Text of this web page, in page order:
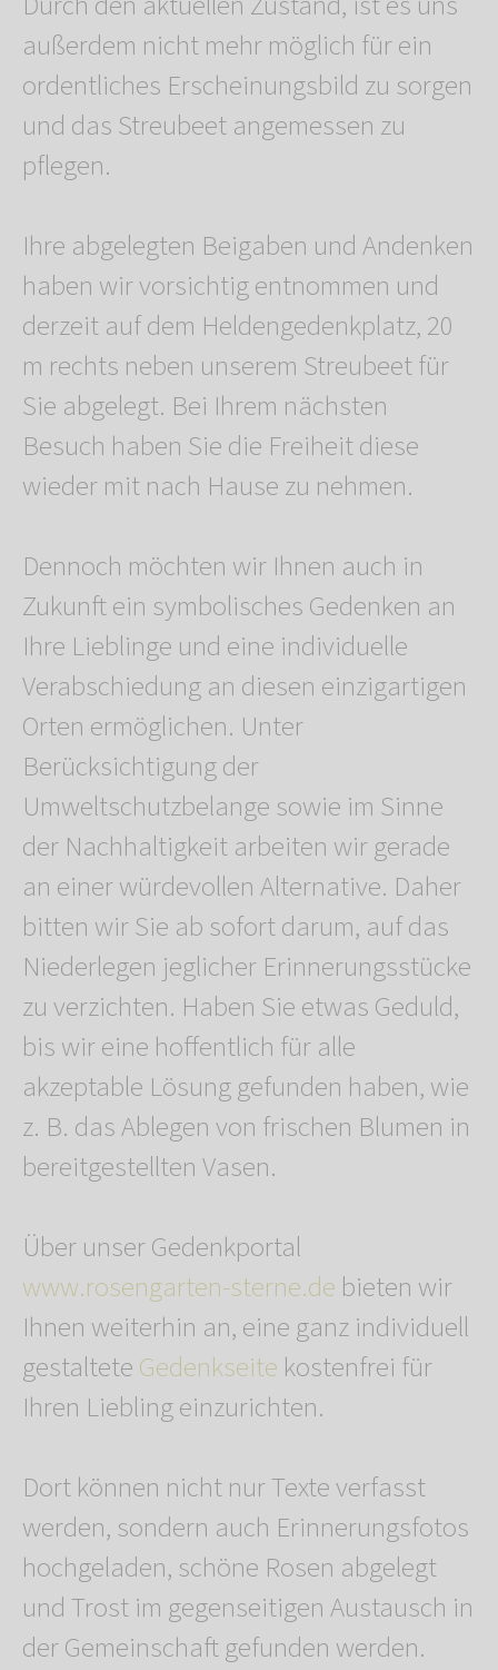
außerdem nicht mehr möglich für ein
ordentliches Erscheinungsbild zu sorgen
und das Streubeet angemessen zu
pflegen.
Ihre abgelegten Beigaben und Andenken
haben wir vorsichtig entnommen und
derzeit auf dem Heldengedenkplatz, 20
m rechts neben unserem Streubeet für
Sie abgelegt. Bei Ihrem nächsten
Besuch haben Sie die Freiheit diese
wieder mit nach Hause zu nehmen.
Dennoch möchten wir Ihnen auch in
Zukunft ein symbolisches Gedenken an
Ihre Lieblinge und eine individuelle
Verabschiedung an diesen einzigartigen
Orten ermöglichen. Unter
Berücksichtigung der
Umweltschutzbelange sowie im Sinne
der Nachhaltigkeit arbeiten wir gerade
an einer würdevollen Alternative. Daher
bitten wir Sie ab sofort darum, auf das
Niederlegen jeglicher Erinnerungsstücke
zu verzichten. Haben Sie etwas Geduld,
bis wir eine hoffentlich für alle
akzeptable Lösung gefunden haben, wie
z. B. das Ablegen von frischen Blumen in
bereitgestellten Vasen.
Über unser Gedenkportal
www.rosengarten-sterne.de bieten wir
Ihnen weiterhin an, eine ganz individuell
gestalteteGedenkseite kostenfrei für
Ihren Liebling einzurichten.
Dort können nicht nur Texte verfasst
werden, sondern auch Erinnerungsfotos
hochgeladen, schöne Rosen abgelegt
und Trost im gegenseitigen Austausch in
der Gemeinschaft gefunden werden.